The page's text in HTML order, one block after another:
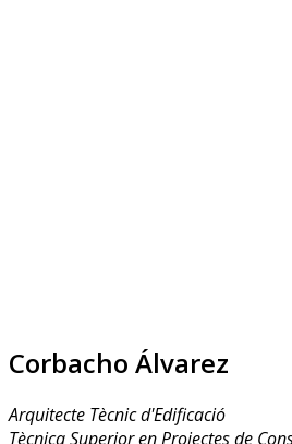
Corbacho Álvarez
Arquitecte Tècnic d'Edificació
Tècnica Superior en Projectes de